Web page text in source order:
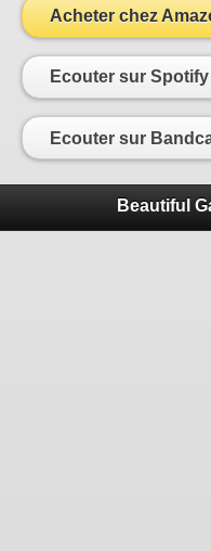
Acheter chez
Ecouter sur Spotify
Ecouter sur
Beautiful